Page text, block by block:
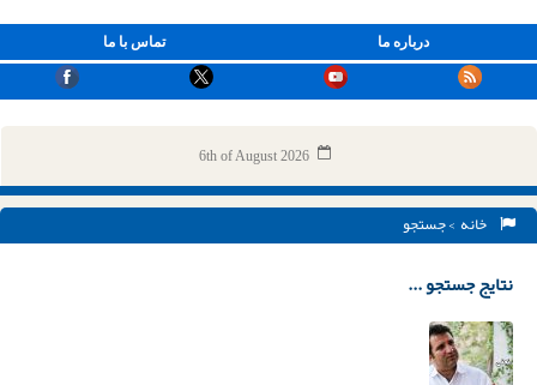
تماس با ما درباره ما
6th of August 2026
خانه > جستجو
نتایج جستجو ...